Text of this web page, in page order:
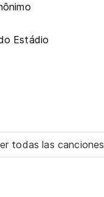
Estádio
todas las canciones